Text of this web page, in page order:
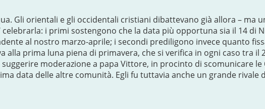
Gli orientali e gli occidentali cristiani dibattevano già allora – ma
i primi sostengono che la data più opportuna sia il 14 di
al nostro marzo-aprile; i secondi prediligono invece quanto
alla prima luna piena di primavera, che si verifica in ogni caso tra il
moderazione a papa Vittore, in procinto di scomunicare le
data delle altre comunità. Egli fu tuttavia anche un grande rivale